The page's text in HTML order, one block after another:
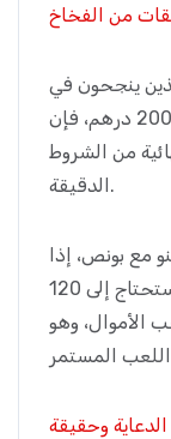
البعض في فئة الـ 3% الذين ينجحون في
تحويل بونص 100% إلى ربح صافي فوق 2000 درهم، فإن
نهائية من الشروط
الدقيقة.
مع بونص، إذا
قمت برهان 50 درهم على كل رهان، ستحتاج إلى 120
لسحب الأموال، وهو
وحقيقة